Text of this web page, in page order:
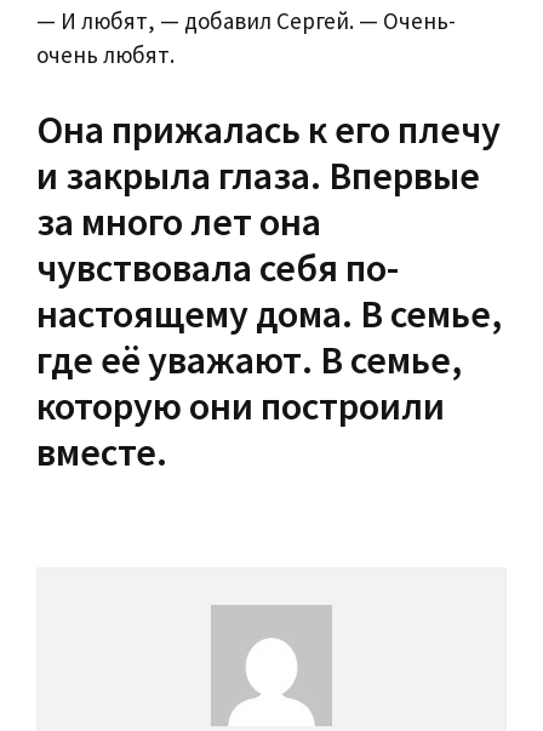
— И любят, — добавил Сергей. — Очень-
очень любят.
Она прижалась к его плечу
и закрыла глаза. Впервые
за много лет она
чувствовала себя по-
настоящему дома. В семье,
где её уважают. В семье,
которую они построили
вместе.